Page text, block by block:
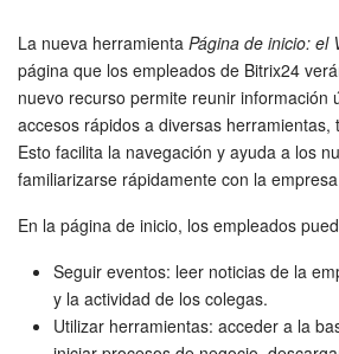
Cómo empezar
Feed
Messenger
Collabs
Calendario
Bitrix24 Drive
La nueva herramienta Página de inicio: el
página que los empleados de Bitrix24
nuevo recurso permite reunir información
accesos rápidos a diversas herramientas,
Esto facilita la navegación y ayuda a los
familiarizarse rápidamente con la
En la página de inicio, los empleados
Seguir eventos: leer noticias de la
y la actividad de los colegas.
Utilizar herramientas: acceder a la